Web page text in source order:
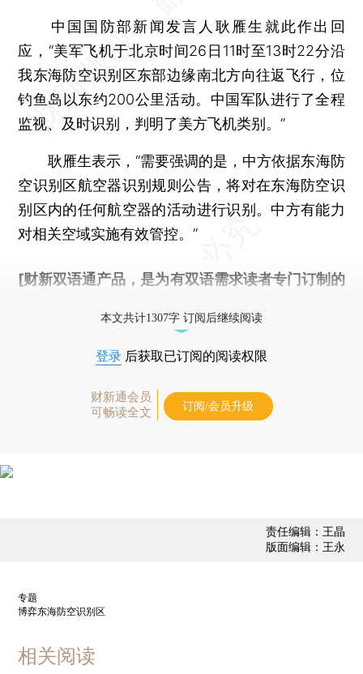
中国国防部新闻发言人耿雁生就此作出回
应，“美军飞机于北京时间26日11时至13时22分沿
我东海防空识别区东部边缘南北方向往返飞行，位
钓鱼岛以东约200公里活动。中国军队进行了全程
监视、及时识别，判明了美方飞机类别。”
耿雁生表示，“需要强调的是，中方依据东海防
空识别区航空器识别规则公告，将对在东海防空识
别区内的任何航空器的活动进行识别。中方有能力
对相关空域实施有效管控。”
[财新双语通产品，是为有双语需求读者专门订制的
本文共计1307字 订阅后继续阅读
登录 后获取已订阅的阅读权限
财新通会员
可畅读全文
订阅/会员升级
责任编辑：王晶
版面编辑：王永
专题
博弈东海防空识别区
相关阅读